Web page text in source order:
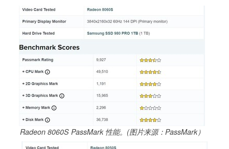
Radeon 8060S PassMark 性能。(图片来源：PassMark）